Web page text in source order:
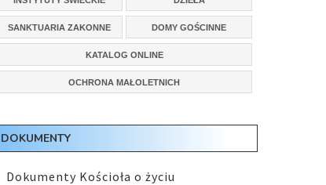
SANKTUARIA ZAKONNE DOMY GOŚCINNE
KATALOG ONLINE
OCHRONA MAŁOLETNICH
DOKUMENTY
Dokumenty Kościoła o życiu